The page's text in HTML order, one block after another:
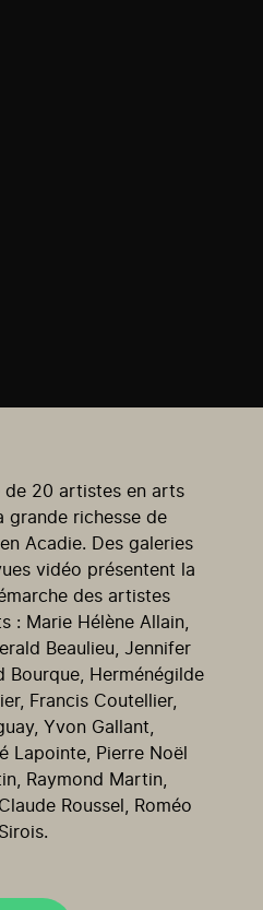
de 20 artistes en arts
grande richesse de
Acadie. Des galeries
vidéo présentent la
des artistes
: Marie Hélène Allain,
Beaulieu, Jennifer
Bourque, Herménégilde
Francis Coutellier,
Yvon Gallant,
Lapointe, Pierre Noël
Raymond Martin,
Roussel, Roméo